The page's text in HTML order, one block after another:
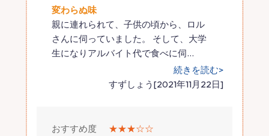
変わらぬ味
親に連れられて、子供の頃から、ロル
さんに伺っていました。 そして、大学
生になりアルバイト代で食べに伺…
続きを読む>
すずしょう[2021年11月22日]
おすすめ度 ★★★☆☆